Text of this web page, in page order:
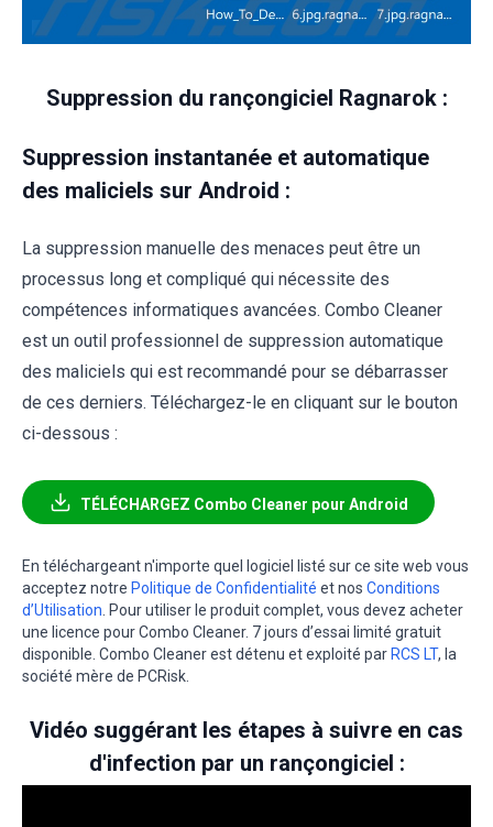
Suppression du rançongiciel Ragnarok :
Suppression instantanée et automatique
des maliciels sur Android :
La suppression manuelle des menaces peut être un
processus long et compliqué qui nécessite des
compétences informatiques avancées. Combo Cleaner
est un outil professionnel de suppression automatique
des maliciels qui est recommandé pour se débarrasser
de ces derniers. Téléchargez-le en cliquant sur le bouton
ci-dessous :
TÉLÉCHARGEZ Combo Cleaner pour Android
En téléchargeant n'importe quel logiciel listé sur ce site web vous
acceptez notre Politique de Confidentialité et nos Conditions
d’Utilisation. Pour utiliser le produit complet, vous devez acheter
une licence pour Combo Cleaner. 7 jours d’essai limité gratuit
disponible. Combo Cleaner est détenu et exploité par RCS LT, la
société mère de PCRisk.
Vidéo suggérant les étapes à suivre en cas
d'infection par un rançongiciel :